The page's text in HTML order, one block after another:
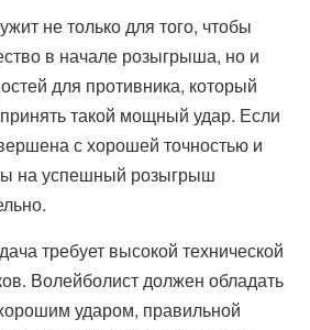
не только для того, чтобы
в начале розыгрыша, но и
для противника, который
такой мощный удар. Если
с хорошей точностью и
на успешный розыгрыш
требует высокой технической
Волейболист должен обладать
ударом, правильной